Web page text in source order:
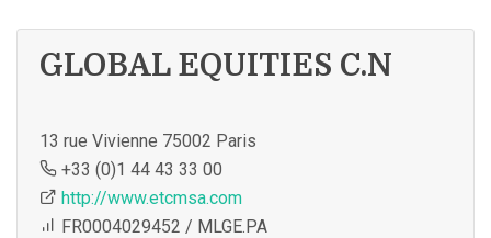
GLOBAL EQUITIES C.N
13 rue Vivienne 75002 Paris
+33 (0)1 44 43 33 00
http://www.etcmsa.com
FR0004029452 / MLGE.PA